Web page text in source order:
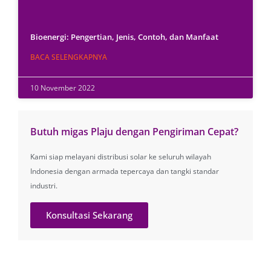
Bioenergi: Pengertian, Jenis, Contoh, dan Manfaat
BACA SELENGKAPNYA
10 November 2022
Butuh migas Plaju dengan Pengiriman Cepat?
Kami siap melayani distribusi solar ke seluruh wilayah
Indonesia dengan armada tepercaya dan tangki standar
industri.
Konsultasi Sekarang